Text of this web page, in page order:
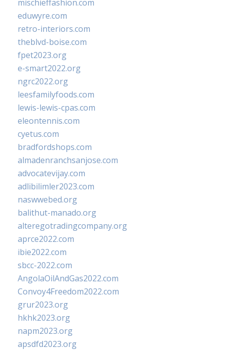
mischieffashion.com
eduwyre.com
retro-interiors.com
theblvd-boise.com
fpet2023.org
e-smart2022.org
ngrc2022.org
leesfamilyfoods.com
lewis-lewis-cpas.com
eleontennis.com
cyetus.com
bradfordshops.com
almadenranchsanjose.com
advocatevijay.com
adlibilimler2023.com
naswwebed.org
balithut-manado.org
alteregotradingcompany.org
aprce2022.com
ibie2022.com
sbcc-2022.com
AngolaOilAndGas2022.com
Convoy4Freedom2022.com
grur2023.org
hkhk2023.org
napm2023.org
apsdfd2023.org